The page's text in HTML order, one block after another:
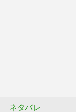
ネタバレ